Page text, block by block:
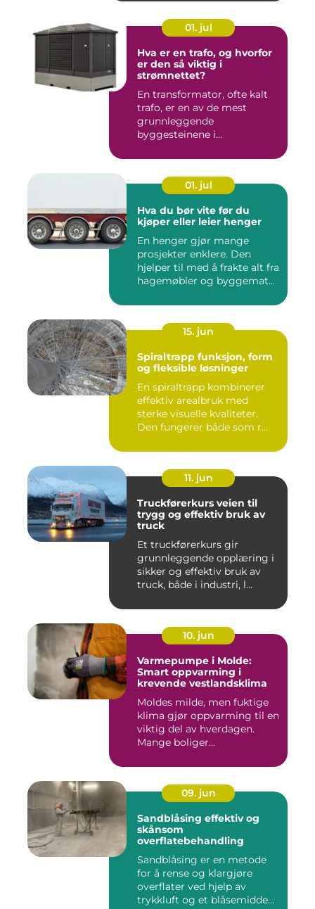
01. jul
Hva er en trafo, og hvorfor
er den så viktig i
strømnettet?
En transformator, ofte kalt
trafo, er en av de mest
grunnleggende
byggesteinene i
01. jul
Hva du bør vite før du
kjøper eller leier henger
En henger gjør mange
prosjekter enklere. Den
hjelper til med å frakte alt fra
hagemøbler og byggemat...
15. jun
Spiraltrapp funksjon, form
og fleksible løsninger
En spiraltrapp kombinerer
effektiv arealbruk med
sterke visuelle kvaliteter.
Den fungerer både som r...
11. jun
Truckførerkurs veien til
trygg og effektiv bruk av
truck
Et truckførerkurs gir
grunnleggende opplæring i
sikker og effektiv bruk av
truck, både i industri, l...
10. jun
Varmepumpe i Molde:
Smart oppvarming i
krevende vestlandsklima
Moldes milde, men fuktige
klima gjør oppvarming til en
viktig del av hverdagen.
Mange boliger...
09. jun
Sandblåsing effektiv og
skånsom
overflatebehandling
Sandblåsing er en metode
for å rense og klargjøre
overflater ved hjelp av
trykkluft og et blåsemidde...